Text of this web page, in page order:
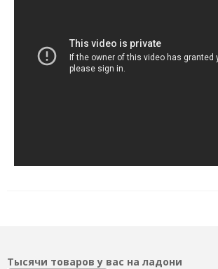
Тысячи товаров у вас на ладони